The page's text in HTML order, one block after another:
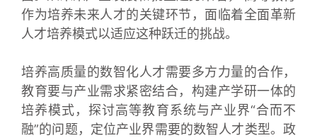
作为培养未来人才的关键环节，面临着全面革新
人才培养模式以适应这种跃迁的挑战。
培养高质量的数智化人才需要多方力量的合作，
教育要与产业需求紧密结合，构建产学研一体的
培养模式，探讨高等教育系统与产业界“合而不
融”的问题，定位产业界需要的数智人才类型。政